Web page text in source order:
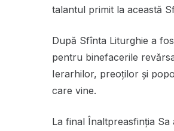
talantul primit la această
După Sfînta Liturghie a
pentru binefacerile
Ierarhilor, preoţilor și
care vine.
La final Înaltpreasfinția